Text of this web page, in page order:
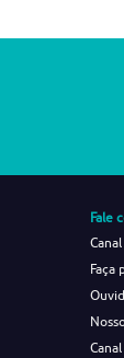
Fale
Faça